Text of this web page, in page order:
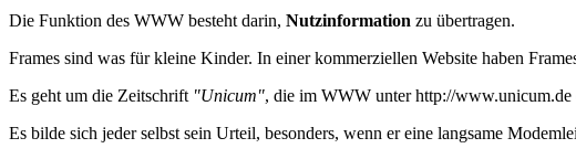
Die Funktion des WWW besteht darin, Nutzinformation zu übertragen.
Frames sind was für kleine Kinder. In einer kommerziellen Website haben
Es geht um die Zeitschrift "Unicum", die im WWW unter http://www.unicum.de
Es bilde sich jeder selbst sein Urteil, besonders, wenn er eine langsame